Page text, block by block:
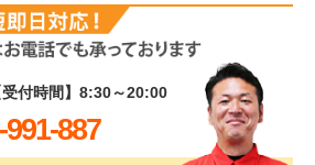
受付時間】8:30～20:00
991-887